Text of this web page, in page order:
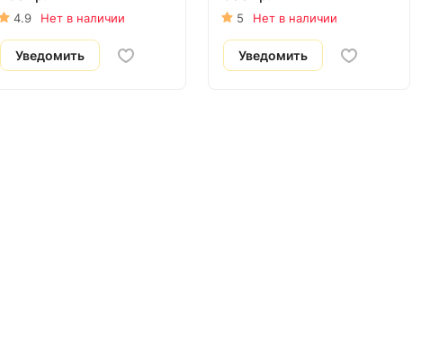
4.9 Нет в наличии
Уведомить
5 Нет в наличии
Уведомить